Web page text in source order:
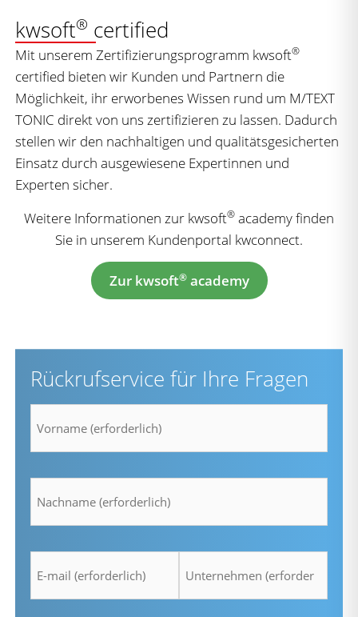
kwsoft® certified
Mit unserem Zertifizierungsprogramm kwsoft®
certified bieten wir Kunden und Partnern die
Möglichkeit, ihr erworbenes Wissen rund um M/TEXT
TONIC direkt von uns zertifizieren zu lassen. Dadurch
stellen wir den nachhaltigen und qualitätsgesicherten
Einsatz durch ausgewiesene Expertinnen und
Experten sicher.
Weitere Informationen zur kwsoft® academy finden
Sie in unserem Kundenportal kwconnect.
Zur kwsoft®academy
Rückrufservice für Ihre Fragen
mail
*